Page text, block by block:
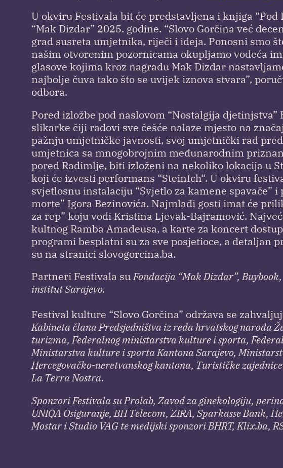
U okviru Festivala bit će predstavljena i knjiga
“Mak Dizdar” 2025. godine. “Slovo Gorčina već
grad susreta umjetnika, riječi i ideja. Ponosni smo
našim otvorenim pozornicama okupljamo vodeća
glasove kojima kroz nagradu Mak Dizdar
najbolje čuva tako što se uvijek iznova stvara”,
odbora.
Pored izložbe pod naslovom “Nostalgija
slikarke čiji radovi sve češće nalaze mjesto na
pažnju umjetničke javnosti, svoj umjetnički rad
umjetnica sa mnogobrojnim međunarodnim
pored Radimlje, biti izloženi na nekoliko lokacija u
koji će izvesti performans “SteinIch“. U okviru
svjetlosnu instalaciju “Svjetlo za kamene
morte” Igora Bezinovića. Najmlađi gosti imat će
za rep” koju vodi Kristina Ljevak-Bajramović.
kultnog Ramba Amadeusa, a karte za koncert
programi besplatni su za sve posjetioce, a detaljan
su na stranici slovogorcina.ba.
Partneri Festivala suFondacija “Mak Dizdar”,
institut Sarajevo.
Festival kulture “Slovo Gorčina” održava se
Kabineta člana Predsjedništva iz reda hrvatskog naroda
turizma, Federalnog ministarstva kulture i sporta,
Ministarstva kulture i sporta Kantona Sarajevo,
Hercegovačko-neretvanskog kantona, Turističke
La Terra Nostra.
Sponzori Festivala su Prolab, Zavod za ginekologiju,
UNIQA Osiguranje, BH Telecom, ZIRA, Sparkasse Bank,
Mostar i Studio VAG te medijski sponzori BHRT, Klix.ba,